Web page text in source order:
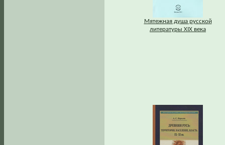
Мятежная душа русской
литературы XIX века